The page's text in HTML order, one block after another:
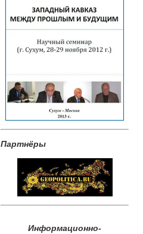
Партнёры
Информационно-